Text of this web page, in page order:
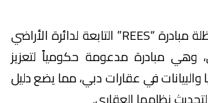
تعمل دليل تحت مظلة مبادرة “REES” التابعة لدائرة الأراضي
وهي مبادرة مدعومة حكومياً لتعزيز
والبيانات في عقارات دبي، مما يضع دليل